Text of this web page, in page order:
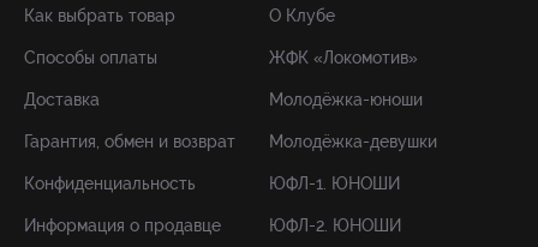
Как выбрать товар
Способы оплаты
Доставка
Гарантия, обмен и возврат
Конфиденциальность
Информация о продавце
О Клубе
ЖФК «Локомотив»
Молодёжка-юноши
Молодёжка-девушки
ЮФЛ-1. ЮНОШИ
ЮФЛ-2. ЮНОШИ